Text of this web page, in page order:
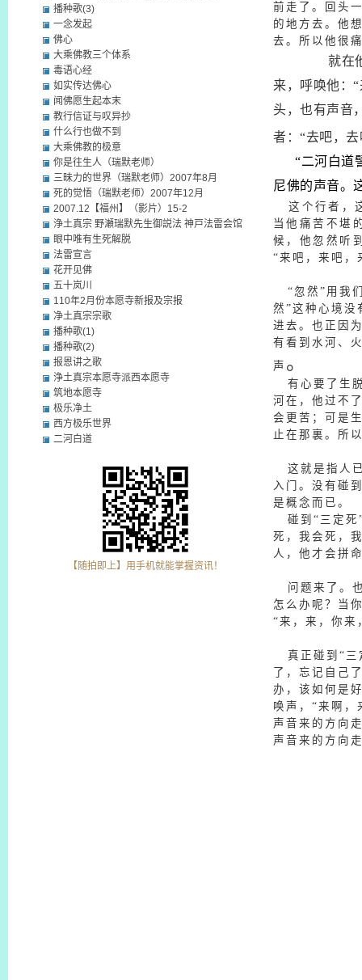
前走了。
回头
的地方去。 他
去。 所以他很
就在他痛苦
来，呼唤他：
头，也有声音
者：“去吧，
“二河白道譬
尼佛的声音。
这个行者，
当他痛苦不堪
候，他忽然听
“来吧，来吧，
“忽然”用我
然”这种心境没
进去。也正因
有看到水河、
声 。
有心要了生脱
河在，他过不
会更苦；可是
止在那裏。所
这就是指人已
入门。没有碰
是概念而已。
碰到“三定死
死，我会死，
人，他才会拼
问题来了。也
怎么办呢？当
“来，来，你来
真正碰到“三
了，忘记自己
办，该如何是
唤声，“来啊
声音来的方向
声音来的方向
播种歌(3)
一念发起
佛心
大乘佛教三个体系
毒语心经
如实传达佛心
闻佛愿生起本末
教行信证与叹异抄
什么行也做不到
大乘佛教的极意
你是往生人（瑞默老师）
三昧力的世界（瑞默老师）2007年8月
死的觉悟（瑞默老师）2007年12月
2007.12【福州】（影片）15-2
浄土真宗 野瀬瑞默先生御説法 神戸法雷会馆
眼中唯有生死解脱
法雷宣言
花开见佛
五十岚川
110年2月份本愿寺新报及宗报
净土真宗宗歌
播种歌(1)
播种歌(2)
报恩讲之歌
浄土真宗本愿寺派西本愿寺
筑地本愿寺
极乐净土
西方极乐世界
二河白道
【随拍即上】用手机就能掌握资讯！